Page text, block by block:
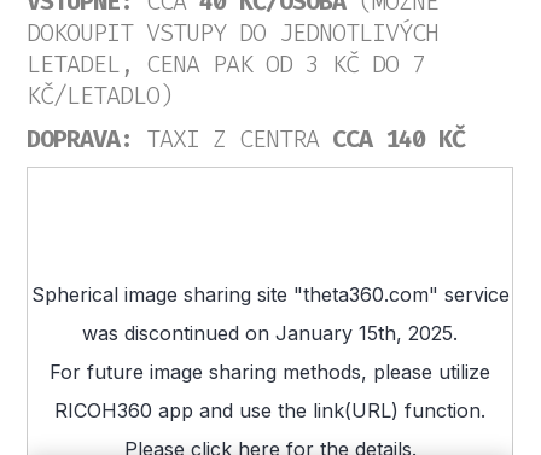
DOKOUPIT VSTUPY DO JEDNOTLIVÝCH
LETADEL, CENA PAK OD 3 KČ DO 7
KČ/LETADLO)
DOPRAVA: TAXI Z CENTRA CCA 140 KČ